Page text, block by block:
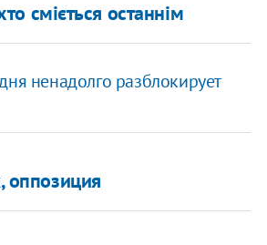
сміється останнім
ненадолго разблокирует